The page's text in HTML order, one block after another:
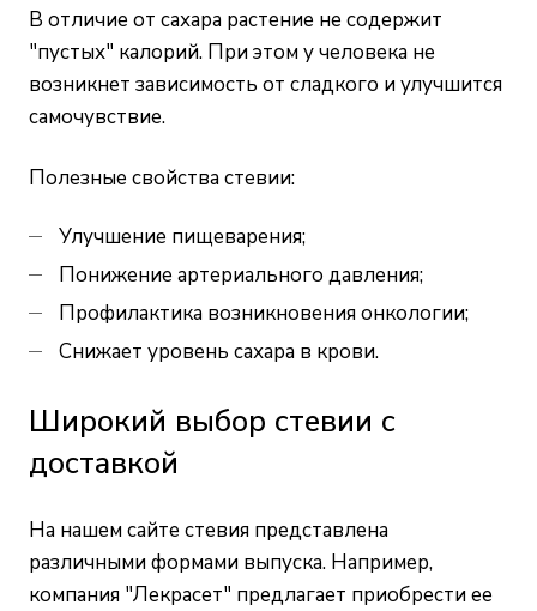
В отличие от сахара растение не содержит
"пустых" калорий. При этом у человека не
возникнет зависимость от сладкого и улучшится
самочувствие.
Полезные свойства стевии:
Улучшение пищеварения;
Понижение артериального давления;
Профилактика возникновения онкологии;
Снижает уровень сахара в крови.
Широкий выбор стевии с
доставкой
На нашем сайте стевия представлена
различными формами выпуска. Например,
компания "Лекрасет" предлагает приобрести ее